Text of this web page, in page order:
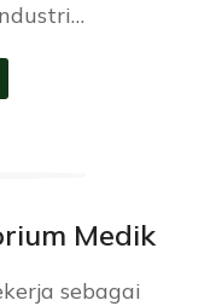
Medik
sebagai